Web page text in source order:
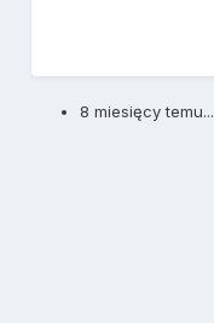
8 miesięcy temu...